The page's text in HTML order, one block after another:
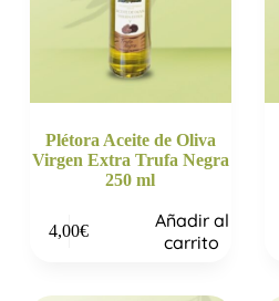
Plétora Aceite de Oliva
Virgen Extra Trufa Negra
250 ml
4,00€
Añadir al
carrito